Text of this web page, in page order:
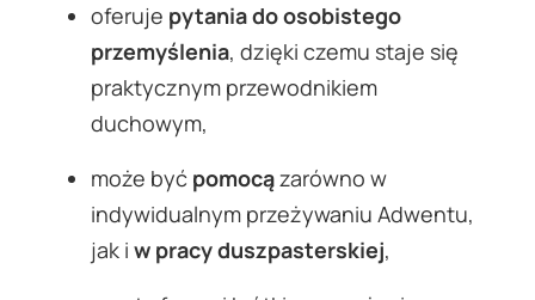
oferuje pytania do osobistego
przemyślenia, dzięki czemu staje się
praktycznym przewodnikiem
duchowym,
może być pomocązarówno w
indywidualnym przeżywaniu Adwentu,
jak i w pracy duszpasterskiej,